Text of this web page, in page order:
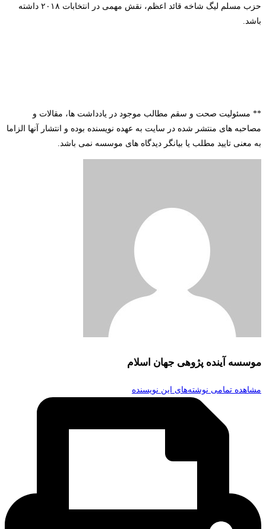
حزب مسلم لیگ شاخه قائد اعظم، نقش مهمی در انتخابات ۲۰۱۸ داشته
باشد.
** مسئولیت صحت و سقم مطالب موجود در یادداشت ها، مقالات و
مصاحبه های منتشر شده در سایت به عهده نویسنده بوده و انتشار آنها الزاما
به معنی تایید مطلب یا بیانگر دیدگاه های موسسه نمی باشد.
موسسه آینده پژوهی جهان اسلام
مشاهده تمامی نوشته‌های این نویسنده